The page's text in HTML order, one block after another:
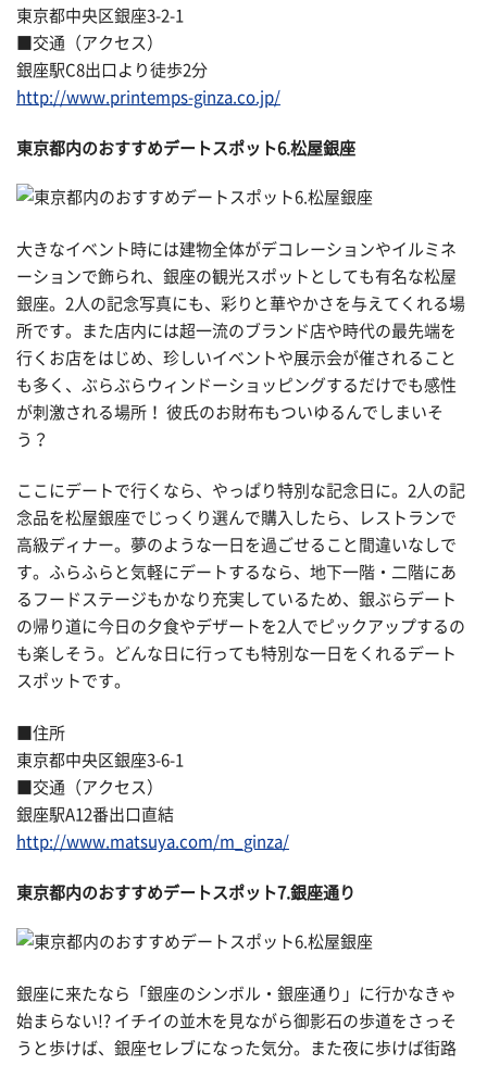
東京都中央区銀座3-2-1
■交通（アクセス）
銀座駅C8出口より徒歩2分
http://www.printemps-ginza.co.jp/
東京都内のおすすめデートスポット6.松屋銀座
大きなイベント時には建物全体がデコレーションやイルミネ
ーションで飾られ、銀座の観光スポットとしても有名な松屋
銀座。2人の記念写真にも、彩りと華やかさを与えてくれる場
所です。また店内には超一流のブランド店や時代の最先端を
行くお店をはじめ、珍しいイベントや展示会が催されること
も多く、ぶらぶらウィンドーショッピングするだけでも感性
が刺激される場所！ 彼氏のお財布もついゆるんでしまいそ
う？
ここにデートで行くなら、やっぱり特別な記念日に。2人の記
念品を松屋銀座でじっくり選んで購入したら、レストランで
高級ディナー。夢のような一日を過ごせること間違いなしで
す。ふらふらと気軽にデートするなら、地下一階・二階にあ
るフードステージもかなり充実しているため、銀ぶらデート
の帰り道に今日の夕食やデザートを2人でピックアップするの
も楽しそう。どんな日に行っても特別な一日をくれるデート
スポットです。
■住所
東京都中央区銀座3-6-1
■交通（アクセス）
銀座駅A12番出口直結
http://www.matsuya.com/m_ginza/
東京都内のおすすめデートスポット7.銀座通り
銀座に来たなら「銀座のシンボル・銀座通り」に行かなきゃ
始まらない!? イチイの並木を見ながら御影石の歩道をさっそ
うと歩けば、銀座セレブになった気分。また夜に歩けば街路